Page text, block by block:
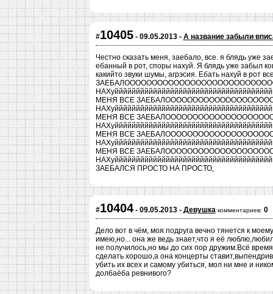
#10405- 09.05.2013 - А название забыли
Честно сказать меня, заебало, все. я блядь уже
ебанный в рот, споры нахуй. Я блядь уже забыл
какийто звуки шумы, агрэсия. Ебать нахуй в
МЕНЯ ВСЕ
МЕНЯ ВСЕ
МЕНЯ ВСЕ
МЕНЯ ВСЕ
ЗАЕБАЛСЯ ПРОСТО НА ПРОСТО,
#10404- 09.05.2013 - Девушка комментариев: 0
Дело вот в чём, моя подруга вечно тянется к
имею,но... она же ведь знает,что я её
не получилось,но мы до сих пор дружим.Всё
сделать хорошо,а она концерты
убить их всех и самому убиться, мол ни мне и
долбаёба ревнивого?